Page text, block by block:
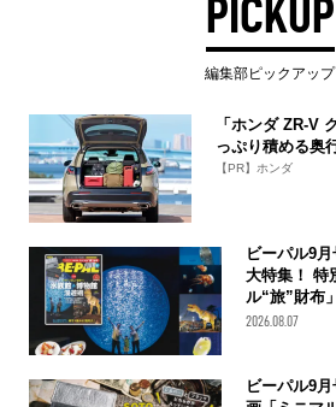
PICKUP
編集部ピックアップ
「ホンダ ZR-V
っぷり積める奥
【PR】ホンダ
ビーパル9月
大特集！ 特
ル“旅”財布
2026.08.07
ビーパル9